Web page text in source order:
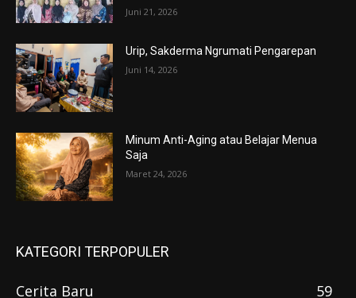
Juni 21, 2026
Urip, Sakderma Ngrumati Pengarepan
Juni 14, 2026
Minum Anti-Aging atau Belajar Menua
Saja
Maret 24, 2026
KATEGORI TERPOPULER
Cerita Baru
59